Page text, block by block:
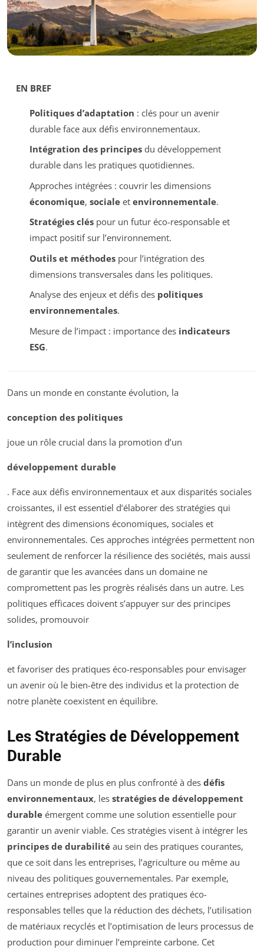
EN BREF
Politiques d’adaptation : clés pour un avenir
durable face aux défis environnementaux.
Intégration des principesdu développement
durable dans les pratiques quotidiennes.
Approches intégrées : couvrir les dimensions
économique, socialeet environnementale.
Stratégies cléspour un futur éco-responsable et
impact positif sur l’environnement.
Outils et méthodespour l’intégration des
dimensions transversales dans les politiques.
Analyse des enjeux et défis des politiques
environnementales.
Mesure de l’impact : importance des indicateurs
ESG.
Dans un monde en constante évolution, la
conception des politiques
joue un rôle crucial dans la promotion d’un
développement durable
. Face aux défis environnementaux et aux disparités sociales
croissantes, il est essentiel d’élaborer des stratégies qui
intègrent des dimensions économiques, sociales et
environnementales. Ces approches intégrées permettent non
seulement de renforcer la résilience des sociétés, mais aussi
de garantir que les avancées dans un domaine ne
compromettent pas les progrès réalisés dans un autre. Les
politiques efficaces doivent s’appuyer sur des principes
solides, promouvoir
l’inclusion
et favoriser des pratiques éco-responsables pour envisager
un avenir où le bien-être des individus et la protection de
notre planète coexistent en équilibre.
Les Stratégies de Développement
Durable
Dans un monde de plus en plus confronté à des défis
environnementaux, les stratégies de développement
durable émergent comme une solution essentielle pour
garantir un avenir viable. Ces stratégies visent à intégrer les
principes de durabilité au sein des pratiques courantes,
que ce soit dans les entreprises, l’agriculture ou même au
niveau des politiques gouvernementales. Par exemple,
certaines entreprises adoptent des pratiques éco-
responsables telles que la réduction des déchets, l’utilisation
de matériaux recyclés et l’optimisation de leurs processus de
production pour diminuer l’empreinte carbone. Cet